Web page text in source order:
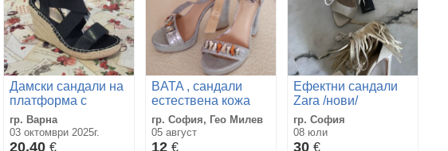
Дамски сандали на
платформа с
ластик и подметка
от лико марка
Zabaione
гр. Варна
03 октомври 2025г.
20,40 €
BATA , сандали
естествена кожа
гр. София, Гео Милев
05 август
12 €
Ефектни сандали
Zara /нови/
гр. София
08 юли
30 €